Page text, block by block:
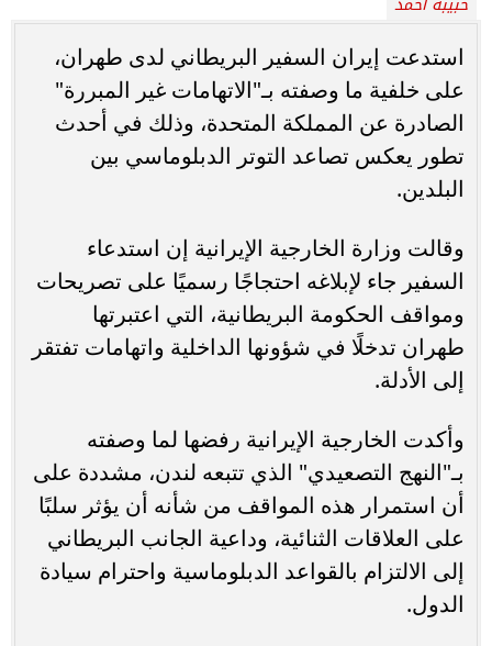
استدعت إيران السفير البريطاني لدى طهران،
على خلفية ما وصفته بـ"الاتهامات غير المبررة"
الصادرة عن المملكة المتحدة، وذلك في أحدث
تطور يعكس تصاعد التوتر الدبلوماسي بين
البلدين.
وقالت وزارة الخارجية الإيرانية إن استدعاء
السفير جاء لإبلاغه احتجاجًا رسميًا على تصريحات
ومواقف الحكومة البريطانية، التي اعتبرتها
طهران تدخلًا في شؤونها الداخلية واتهامات تفتقر
إلى الأدلة.
وأكدت الخارجية الإيرانية رفضها لما وصفته
بـ"النهج التصعيدي" الذي تتبعه لندن، مشددة على
أن استمرار هذه المواقف من شأنه أن يؤثر سلبًا
على العلاقات الثنائية، وداعية الجانب البريطاني
إلى الالتزام بالقواعد الدبلوماسية واحترام سيادة
الدول.